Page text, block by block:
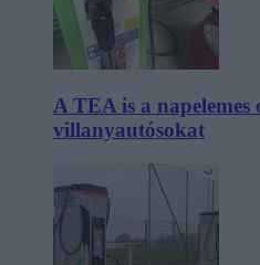
A TEA is a napelemes
villanyautósokat